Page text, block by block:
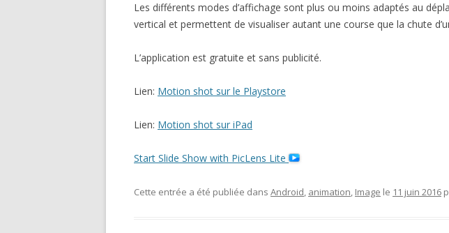
Les différents modes d’affichage sont plus ou moins adaptés au
vertical et permettent de visualiser autant une course que la chute
L’application est gratuite et sans publicité.
Lien: Motion shot sur le Playstore
Lien: Motion shot sur iPad
Start Slide Show with PicLens Lite
Cette entrée a été publiée dans Android, animation, Image le 11 juin 2016